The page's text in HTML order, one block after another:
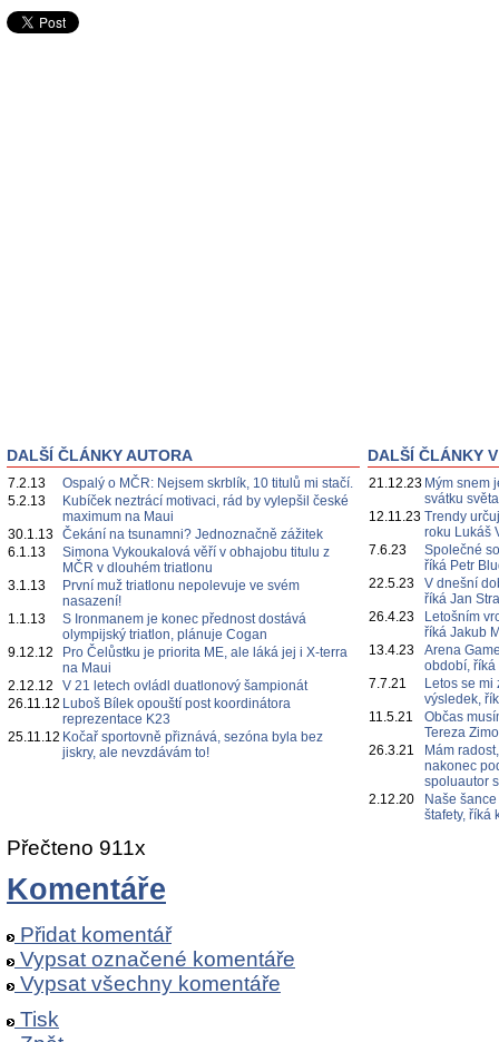
DALŠÍ ČLÁNKY AUTORA
7.2.13
Ospalý o MČR: Nejsem skrblík, 10 titulů mi stačí.
5.2.13
Kubíček neztrácí motivaci, rád by vylepšil české
maximum na Maui
30.1.13 Čekání na tsunamni? Jednoznačně zážitek
6.1.13
Simona Vykoukalová věří v obhajobu titulu z
MČR v dlouhém triatlonu
3.1.13
První muž triatlonu nepolevuje ve svém
nasazení!
1.1.13
S Ironmanem je konec přednost dostává
olympijský triatlon, plánuje Cogan
9.12.12
Pro Čelůstku je priorita ME, ale láká jej i X-terra
na Maui
2.12.12
V 21 letech ovládl duatlonový šampionát
26.11.12 Luboš Bílek opouští post koordinátora
reprezentace K23
25.11.12 Kočař sportovně přiznává, sezóna byla bez
jiskry, ale nevzdávám to!
DALŠÍ ČLÁNKY
21.12.23 Mým snem
svátku
12.11.23 Trendy
roku Lukáš
7.6.23
Společné
říká Petr
22.5.23
V dnešní
říká Jan
26.4.23
Letošním
říká Jakub
13.4.23
Arena
období,
7.7.21
Letos se
výsledek,
11.5.21
Občas
Tereza
26.3.21
Mám
nakonec
spoluautor
2.12.20
Naše
štafety, říká
Přečteno 911x
Komentáře
Přidat komentář
Vypsat označené komentáře
Vypsat všechny komentáře
Tisk